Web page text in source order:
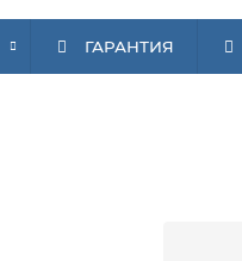
ГАРАНТИЯ